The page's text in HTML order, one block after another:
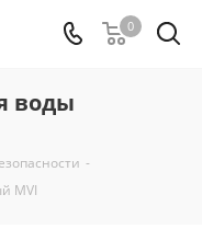
0
воды
-
MVI